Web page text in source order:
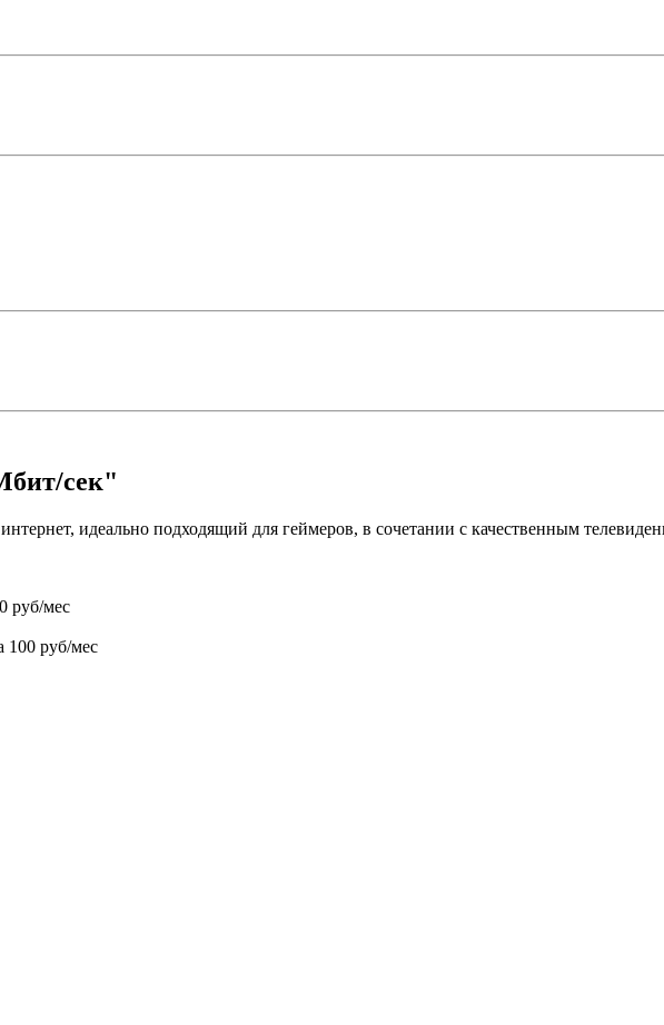
сек"
идеально подходящий для геймеров, в сочетании с качественным
руб/мес
100 руб/мес